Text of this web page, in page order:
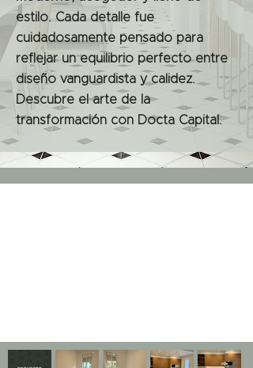
estilo. Cada detalle fue
cuidadosamente pensado para
reflejar un equilibrio perfecto entre
diseño vanguardista y calidez.
Descubre el arte de la
transformación con Docta Capital.